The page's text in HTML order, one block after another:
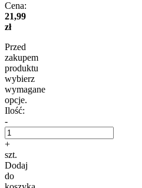
Cena:
21,99
zł
Przed
zakupem
produktu
wybierz
wymagane
opcje.
Ilość:
-
+
szt.
Dodaj
do